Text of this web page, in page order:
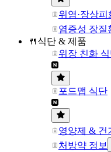
위염·장상피
염증성 장질
🍴식단 & 제품
위장 친화
포드맵 식단
영양제 & 건
처방약 정보